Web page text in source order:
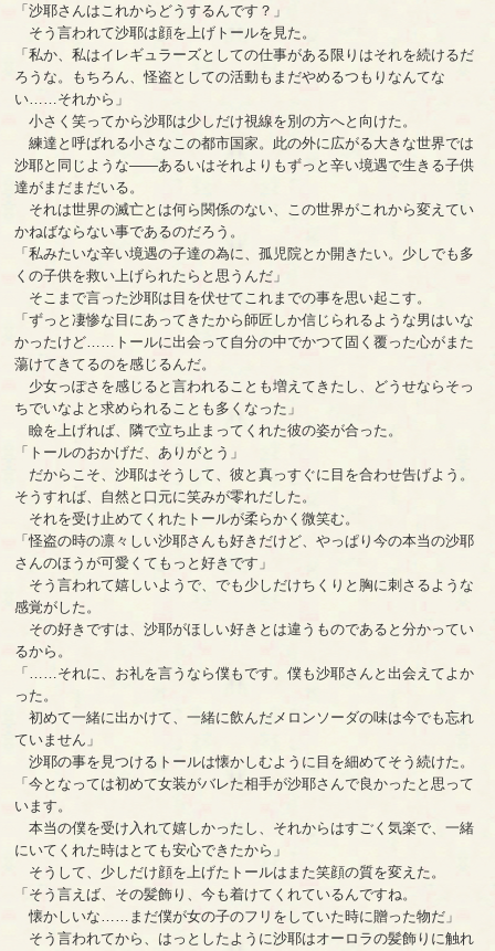
「沙耶さんはこれからどうするんです？」
そう言われて沙耶は顔を上げトールを見た。
「私か、私はイレギュラーズとしての仕事がある限りはそれを続けるだ
ろうな。もちろん、怪盗としての活動もまだやめるつもりなんてな
い……それから」
小さく笑ってから沙耶は少しだけ視線を別の方へと向けた。
練達と呼ばれる小さなこの都市国家。此の外に広がる大きな世界では
沙耶と同じような――あるいはそれよりもずっと辛い境遇で生きる子供
達がまだまだいる。
それは世界の滅亡とは何ら関係のない、この世界がこれから変えてい
かねばならない事であるのだろう。
「私みたいな辛い境遇の子達の為に、孤児院とか開きたい。少しでも多
くの子供を救い上げられたらと思うんだ」
そこまで言った沙耶は目を伏せてこれまでの事を思い起こす。
「ずっと凄惨な目にあってきたから師匠しか信じられるような男はいな
かったけど……トールに出会って自分の中でかつて固く覆った心がまた
蕩けてきてるのを感じるんだ。
少女っぽさを感じると言われることも増えてきたし、どうせならそっ
ちでいなよと求められることも多くなった」
瞼を上げれば、隣で立ち止まってくれた彼の姿が合った。
「トールのおかげだ、ありがとう」
だからこそ、沙耶はそうして、彼と真っすぐに目を合わせ告げよう。
そうすれば、自然と口元に笑みが零れだした。
それを受け止めてくれたトールが柔らかく微笑む。
「怪盗の時の凛々しい沙耶さんも好きだけど、やっぱり今の本当の沙耶
さんのほうが可愛くてもっと好きです」
そう言われて嬉しいようで、でも少しだけちくりと胸に刺さるような
感覚がした。
その好きですは、沙耶がほしい好きとは違うものであると分かってい
るから。
「……それに、お礼を言うなら僕もです。僕も沙耶さんと出会えてよか
った。
初めて一緒に出かけて、一緒に飲んだメロンソーダの味は今でも忘れ
ていません」
沙耶の事を見つけるトールは懐かしむように目を細めてそう続けた。
「今となっては初めて女装がバレた相手が沙耶さんで良かったと思って
います。
本当の僕を受け入れて嬉しかったし、それからはすごく気楽で、一緒
にいてくれた時はとても安心できたから」
そうして、少しだけ顔を上げたトールはまた笑顔の質を変えた。
「そう言えば、その髪飾り、今も着けてくれているんですね。
懐かしいな……まだ僕が女の子のフリをしていた時に贈った物だ」
そう言われてから、はっとしたように沙耶はオーロラの髪飾りに触れ